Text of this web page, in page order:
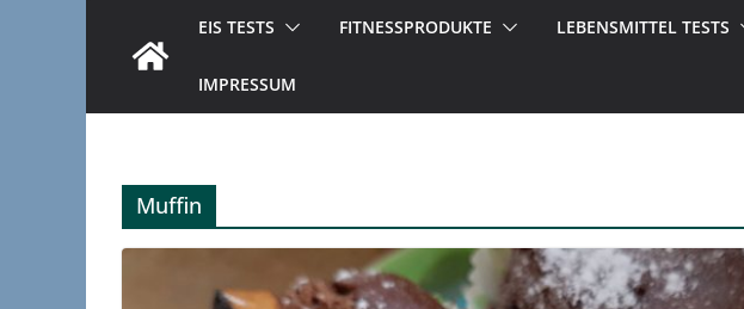
EIS TESTS FITNESSPRODUKTE LEBENSMITTEL TESTS
IMPRESSUM
Muffin